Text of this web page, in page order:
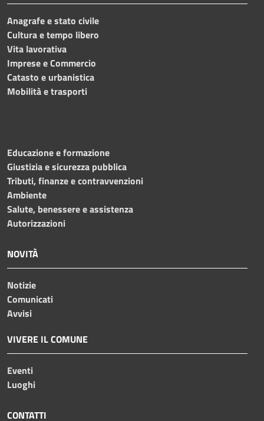
Anagrafe e stato civile
Cultura e tempo libero
Vita lavorativa
Imprese e Commercio
Catasto e urbanistica
Mobilità e trasporti
Educazione e formazione
Giustizia e sicurezza pubblica
Tributi, finanze e contravvenzioni
Ambiente
Salute, benessere e assistenza
Autorizzazioni
NOVITÀ
Notizie
Comunicati
Avvisi
VIVERE IL COMUNE
Eventi
Luoghi
CONTATTI